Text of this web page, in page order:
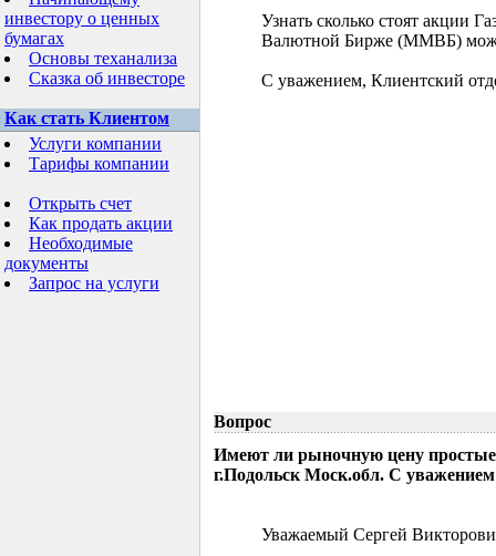
инвестору о ценных
бумагах
Основы теханализа
Сказка об инвесторе
Как стать Клиентом
Услуги компании
Тарифы компании
Открыть счет
Как продать акции
Необходимые
документы
Запрос на услуги
Узнать сколько стоят акции
Валютной Бирже (ММВБ)
С уважением, Клиентский
Вопрос
Имеют ли рыночную цену
г.Подольск Моск.обл. С
Уважаемый Сергей